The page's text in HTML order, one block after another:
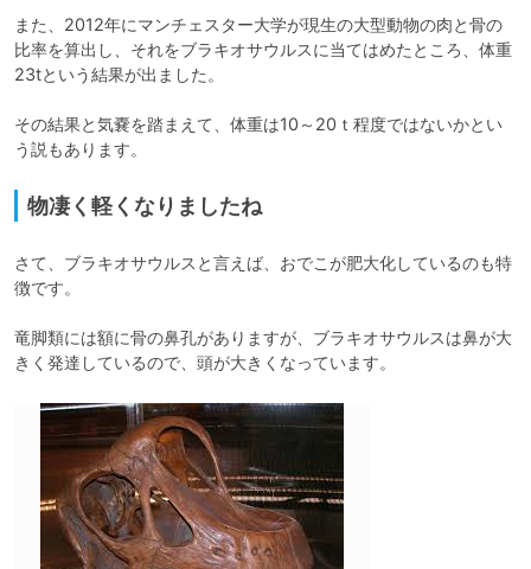
また、2012年にマンチェスター大学が現生の大型動物の肉と骨の
比率を算出し、それをブラキオサウルスに当てはめたところ、体重
23tという結果が出ました。
その結果と気嚢を踏まえて、体重は10～20ｔ程度ではないかとい
う説もあります。
物凄く軽くなりましたね
さて、ブラキオサウルスと言えば、おでこが肥大化しているのも特
徴です。
竜脚類には額に骨の鼻孔がありますが、ブラキオサウルスは鼻が大
きく発達しているので、頭が大きくなっています。